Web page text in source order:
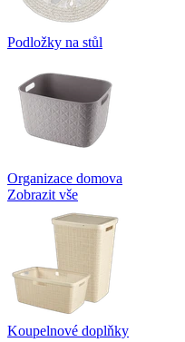
Podložky na stůl
Organizace domova
Zobrazit vše
Koupelnové doplňky